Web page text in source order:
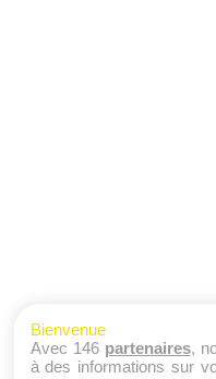
Bienvenue
Avec 146 partenaires,
à des informations sur